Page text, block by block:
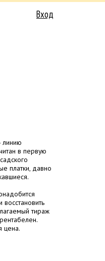
Вход
линию
в первую
платки, давно
восстановить
тираж
цена.